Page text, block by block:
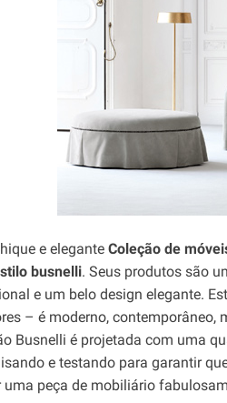
e elegante Coleção de
busnelli. Seus produtos são
e um belo design elegante.
– é moderno,
Busnelli é projetada com uma
e testando para garantir
uma peça de mobiliário